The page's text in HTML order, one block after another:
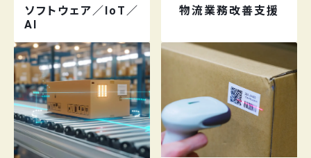
ソフトウェア／IoT／
AI
物流業務改善支援